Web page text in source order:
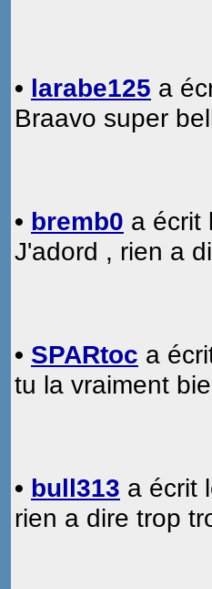
• larabe125 a
Braavo super
• bremb0 a écrit
J'adord , rien a
• SPARtoc a
tu la vraiment
• bull313 a écrit
rien a dire trop